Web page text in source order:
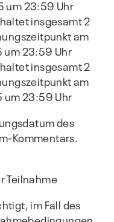
um 23:59 Uhr
insgesamt 2
am
um 23:59 Uhr
insgesamt 2
am
um 23:59 Uhr
des
Kommentars.
Teilnahme
im Fall des